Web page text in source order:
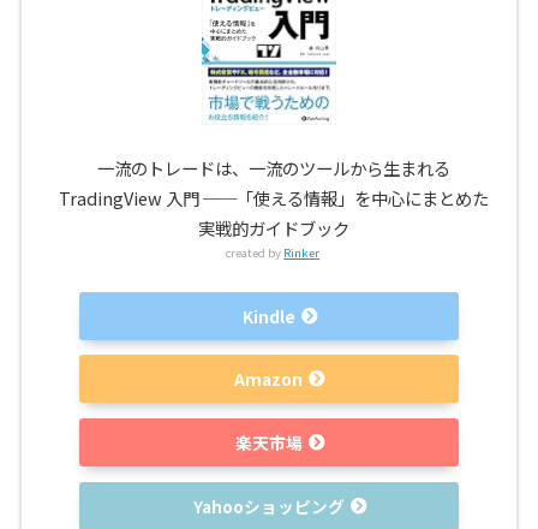
一流のトレードは、一流のツールから生まれる
TradingView 入門 ──「使える情報」を中心にまとめた
実戦的ガイドブック
created by Rinker
Kindle
Amazon
楽天市場
Yahooショッピング